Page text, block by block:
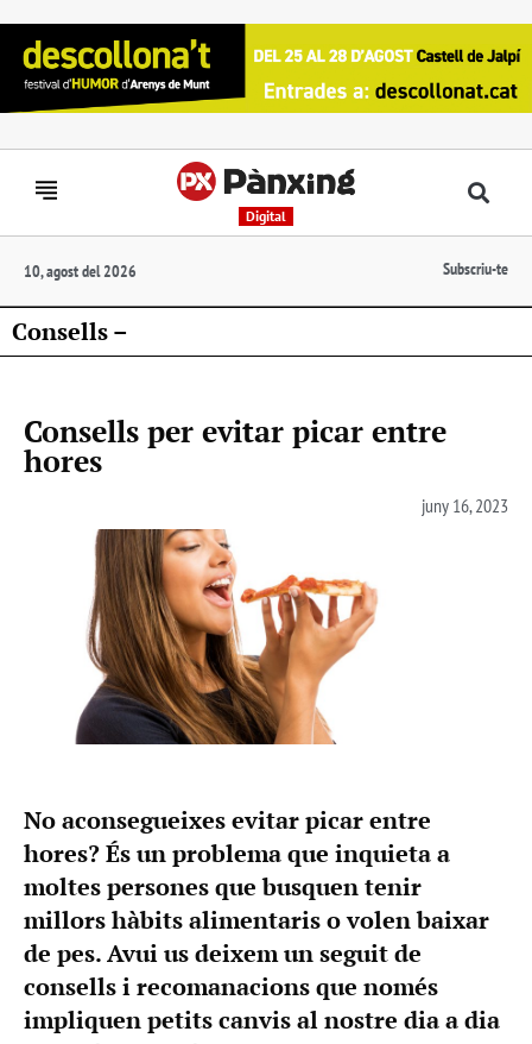
Digital
10, agost del 2026 Subscriu-te
Consells –
Consells per evitar picar entre
hores
juny 16, 2023
No aconsegueixes evitar picar entre
hores? És un problema que inquieta a
moltes persones que busquen tenir
millors hàbits alimentaris o volen baixar
de pes. Avui us deixem un seguit de
consells i recomanacions que només
impliquen petits canvis al nostre dia a dia